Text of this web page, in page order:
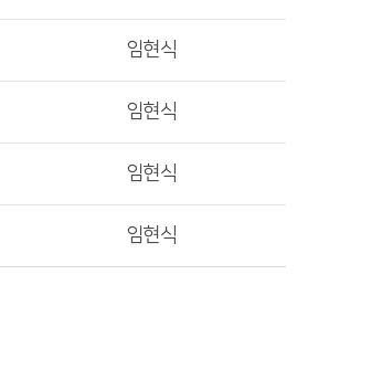
임현식
임현식
임현식
임현식